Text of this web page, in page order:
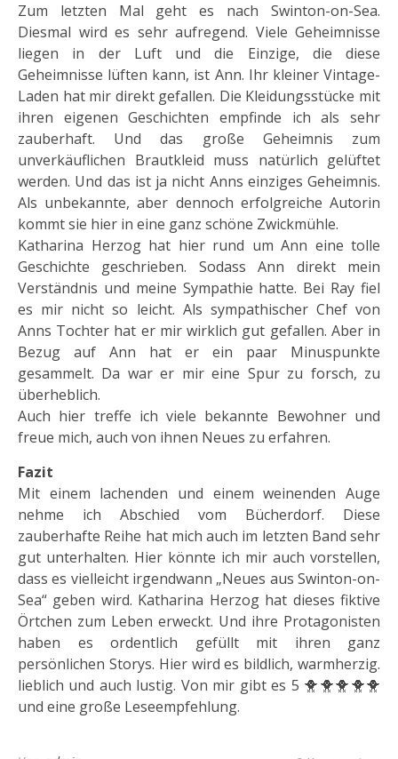
Zum letzten Mal geht es nach Swinton-on-Sea.
Diesmal wird es sehr aufregend. Viele Geheimnisse
liegen in der Luft und die Einzige, die diese
Geheimnisse lüften kann, ist Ann. Ihr kleiner Vintage-
Laden hat mir direkt gefallen. Die Kleidungsstücke mit
ihren eigenen Geschichten empfinde ich als sehr
zauberhaft. Und das große Geheimnis zum
unverkäuflichen Brautkleid muss natürlich gelüftet
werden. Und das ist ja nicht Anns einziges Geheimnis.
Als unbekannte, aber dennoch erfolgreiche Autorin
kommt sie hier in eine ganz schöne Zwickmühle.
Katharina Herzog hat hier rund um Ann eine tolle
Geschichte geschrieben. Sodass Ann direkt mein
Verständnis und meine Sympathie hatte. Bei Ray fiel
es mir nicht so leicht. Als sympathischer Chef von
Anns Tochter hat er mir wirklich gut gefallen. Aber in
Bezug auf Ann hat er ein paar Minuspunkte
gesammelt. Da war er mir eine Spur zu forsch, zu
überheblich.
Auch hier treffe ich viele bekannte Bewohner und
freue mich, auch von ihnen Neues zu erfahren.
Fazit
Mit einem lachenden und einem weinenden Auge
nehme ich Abschied vom Bücherdorf. Diese
zauberhafte Reihe hat mich auch im letzten Band sehr
gut unterhalten. Hier könnte ich mir auch vorstellen,
dass es vielleicht irgendwann „Neues aus Swinton-on-
Sea“ geben wird. Katharina Herzog hat dieses fiktive
Örtchen zum Leben erweckt. Und ihre Protagonisten
haben es ordentlich gefüllt mit ihren ganz
persönlichen Storys. Hier wird es bildlich, warmherzig.
lieblich und auch lustig. Von mir gibt es 5 🐥🐥🐥🐥🐥
und eine große Leseempfehlung.